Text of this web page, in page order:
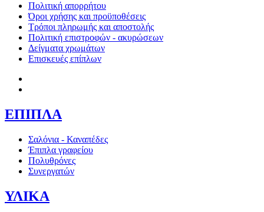
Πολιτική απορρήτου
Όροι χρήσης και προϋποθέσεις
Τρόποι πληρωμής και αποστολής
Πολιτική επιστροφών - ακυρώσεων
Δείγματα χρωμάτων
Επισκευές επίπλων
ΕΠΙΠΛΑ
Σαλόνια - Καναπέδες
Έπιπλα γραφείου
Πολυθρόνες
Συνεργατών
ΥΛΙΚΑ